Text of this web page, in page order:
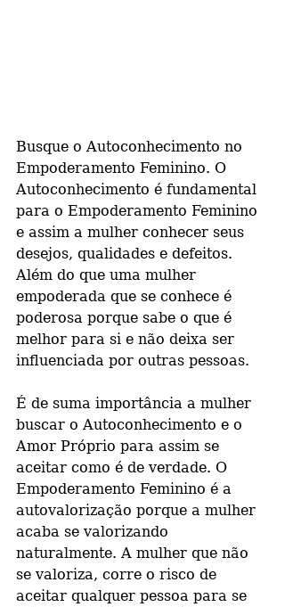
Busque o Autoconhecimento no
Empoderamento Feminino. O
Autoconhecimento é fundamental
para o Empoderamento Feminino
e assim a mulher conhecer seus
desejos, qualidades e defeitos.
Além do que uma mulher
empoderada que se conhece é
poderosa porque sabe o que é
melhor para si e não deixa ser
influenciada por outras pessoas.
É de suma importância a mulher
buscar o Autoconhecimento e o
Amor Próprio para assim se
aceitar como é de verdade. O
Empoderamento Feminino é a
autovalorização porque a mulher
acaba se valorizando
naturalmente. A mulher que não
se valoriza, corre o risco de
aceitar qualquer pessoa para se